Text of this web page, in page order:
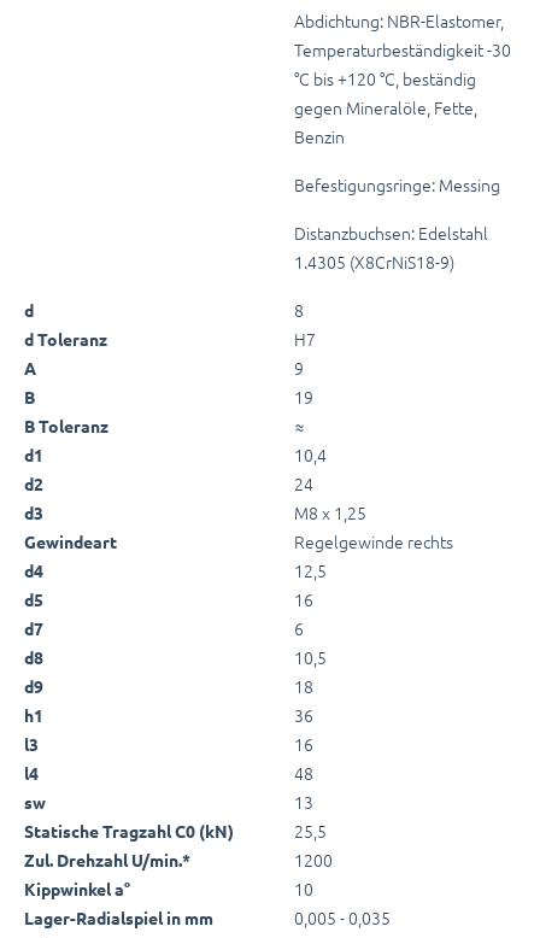
Abdichtung: NBR-Elastomer,
Temperaturbeständigkeit -30
°C bis +120 °C, beständig
gegen Mineralöle, Fette,
Benzin
Befestigungsringe: Messing
Distanzbuchsen: Edelstahl
1.4305 (X8CrNiS18-9)
d 8
d Toleranz H7
A 9
B 19
B Toleranz ≈
d1 10,4
d2 24
d3 M8 x 1,25
Gewindeart Regelgewinde rechts
d4 12,5
d5 16
d7 6
d8 10,5
d9 18
h1 36
l3 16
l4 48
sw 13
Statische Tragzahl C0 (kN) 25,5
Zul. Drehzahl U/min.* 1200
Kippwinkel a° 10
Lager-Radialspiel in mm
0,005 - 0,035